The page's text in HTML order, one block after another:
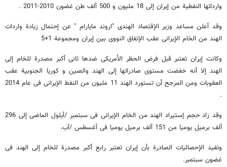
وارداتها النفطیة من إیران إلی 18 ملیون و 500 ألف طن غضون 2010-2011 .
وقد أعلن مساعد وزیر الإقتصاد الهندی "اروند مایارام " عن إحتمال زیادة واردات
الهند من الخام الإیرانی عقب الإتفاق النووی بین إیران ومجموعة 1+5
وکانت إیران تعتبر قبل فرض الحظر الأمریکی ضدها ثانی أکبر مصدرة للخام إلی
الهند إلا أنه خفضت مستوی صادراتها إلی الهند والصین و کوریا الجنوبیة عقب
العقوبات ومن المرجح أن تستورد الهند 11 ملیون من النفط الإیرانی فی عام 2014
.
وقد زاد حجم إستیراد الهند من الخام الإیرانی فی سبتمبر /أیلول الماضی إلى 296
ألف برمیل یومیا من 151 ألف برمیل یومیا فی أغسطس /آب.
وتفید الإحصائیات الصادرة بأن إیران تعتبر رابع أکبر مصدرة للخام إلی الهند فی
غضون سبتمبر.